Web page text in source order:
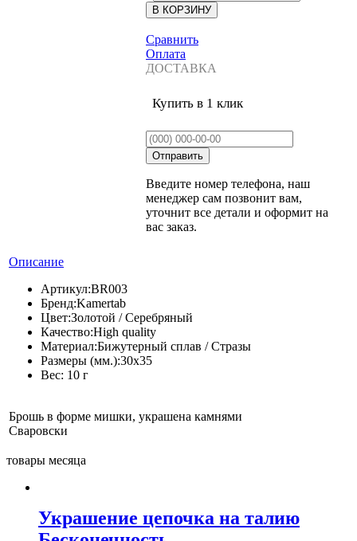
Сравнить
Оплата
ДОСТАВКА
Купить в 1 клик
Введите номер телефона, наш
менеджер сам позвонит вам,
уточнит все детали и оформит на
вас заказ.
Описание
Артикул:BR003
Бренд:Kamertab
Цвет:Золотой / Серебряный
Качество:High quality
Материал:Бижутерный сплав / Стразы
Размеры (мм.):30х35
Вес: 10 г
Брошь в форме мишки, украшена камнями
Сваровски
товары месяца
Украшение цепочка на талию